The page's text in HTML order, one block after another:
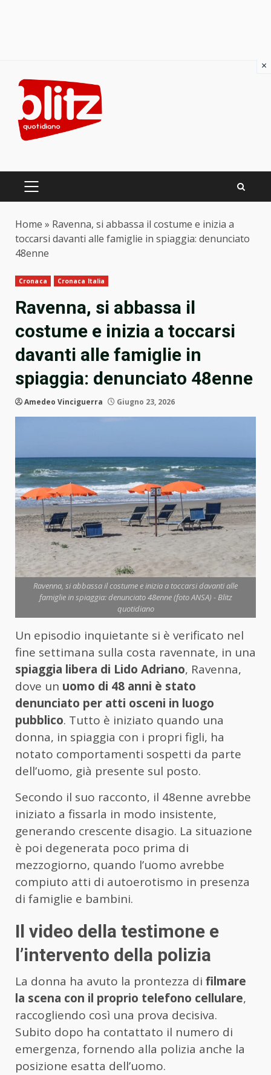
content
PRIMARY
Home » Ravenna, si abbassa il costume e inizia a
toccarsi davanti alle famiglie in spiaggia: denunciato
48enne
Cronaca Cronaca Italia
Ravenna, si abbassa il
costume e inizia a toccarsi
davanti alle famiglie in
spiaggia: denunciato 48enne
Amedeo Vinciguerra Giugno 23, 2026
Ravenna, si abbassa il costume e inizia a toccarsi davanti alle
famiglie in spiaggia: denunciato 48enne (foto ANSA) - Blitz
quotidiano
Un episodio inquietante si è verificato nel
fine settimana sulla costa ravennate, in una
spiaggia libera di Lido Adriano, Ravenna,
dove un uomo di 48 anni è stato
denunciato per atti osceni in luogo
pubblico. Tutto è iniziato quando una
donna, in spiaggia con i propri figli, ha
notato comportamenti sospetti da parte
dell’uomo, già presente sul posto.
Secondo il suo racconto, il 48enne avrebbe
iniziato a fissarla in modo insistente,
generando crescente disagio. La situazione
è poi degenerata poco prima di
mezzogiorno, quando l’uomo avrebbe
compiuto atti di autoerotismo in presenza
di famiglie e bambini.
Il video della testimone e
l’intervento della polizia
La donna ha avuto la prontezza di filmare
la scena con il proprio telefono cellulare,
raccogliendo così una prova decisiva.
Subito dopo ha contattato il numero di
emergenza, fornendo alla polizia anche la
posizione esatta dell’uomo.
×